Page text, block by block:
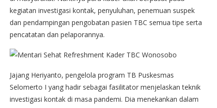
kegiatan investigasi kontak, penyuluhan, penemuan suspek
dan pendampingan pengobatan pasien TBC semua tipe serta
pencatatan dan pelaporannya.
Jajang Heriyanto, pengelola program TB Puskesmas
Selomerto I yang hadir sebagai fasilitator menjelaskan teknik
investigasi kontak di masa pandemi. Dia menekankan dalam